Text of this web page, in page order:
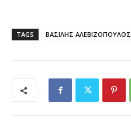
TAGS ΒΑΣΙΛΗΣ ΑΛΕΒΙΖΟΠΟΥΛΟΣ